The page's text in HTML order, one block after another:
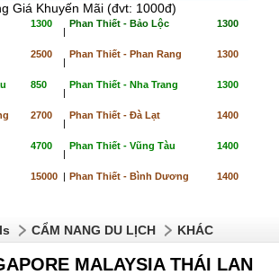
Giá Khuyến Mãi (đvt: 1000đ)
1300
|
Phan Thiết - Bảo Lộc 1300
2500
|
Phan Thiết - Phan Rang 1300
850
|
Phan Thiết - Nha Trang 1300
2700
|
Phan Thiết - Đà Lạt 1400
4700
|
Phan Thiết - Vũng Tàu 1400
15000 | Phan Thiết - Bình Dương 1400
CẨM NANG DU LỊCH KHÁC
MALAYSIA THÁI LAN